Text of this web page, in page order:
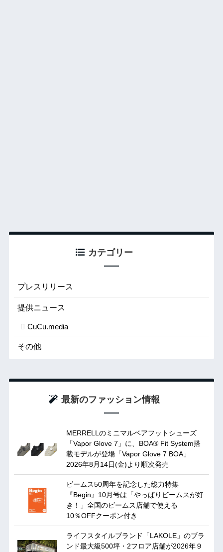
カテゴリー
プレスリリース
提供ニュース
CuCu.media
その他
最新のファッション情報
MERRELLのミニマルベアフットシューズ
「Vapor Glove 7」に、BOA® Fit System搭
載モデルが登場「Vapor Glove 7 BOA」
2026年8月14日(金)より順次発売
ビームス50周年を記念した総力特集
『Begin』10月号は「やっぱりビームスが好
き！」全国のビームス店舗で使える
10％OFFクーポン付き
ライフスタイルブランド「LAKOLE」のブラ
ンド最大級500坪・2フロア店舗が2026年９